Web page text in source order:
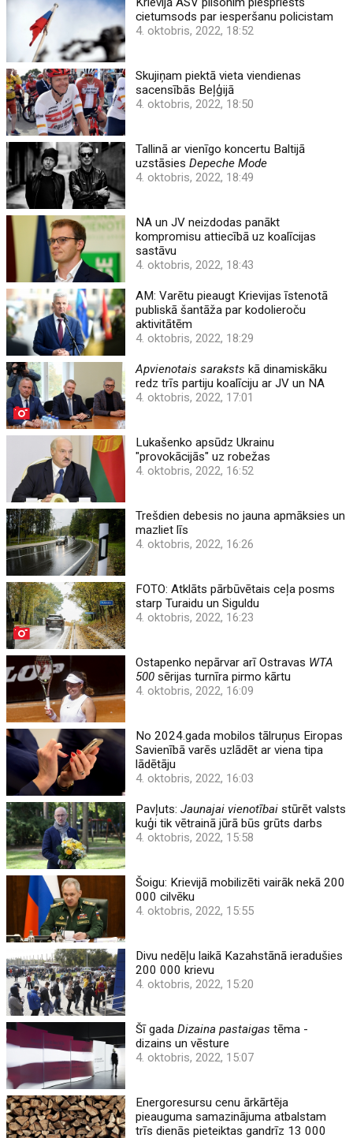
cietumsods par iesperšanu policistam
4. oktobris, 2022, 18:52
Skujiņam piektā vieta viendienas
sacensībās Beļģijā
4. oktobris, 2022, 18:50
Tallinā ar vienīgo koncertu Baltijā
uzstāsiesDepeche Mode
4. oktobris, 2022, 18:49
NA un JV neizdodas panākt
kompromisu attiecībā uz koalīcijas
sastāvu
4. oktobris, 2022, 18:43
AM: Varētu pieaugt Krievijas īstenotā
publiskā šantāža par kodolieroču
aktivitātēm
4. oktobris, 2022, 18:29
Apvienotais saraksts kā dinamiskāku
redz trīs partiju koalīciju ar JV un NA
4. oktobris, 2022, 17:01
Lukašenko apsūdz Ukrainu
"provokācijās" uz robežas
4. oktobris, 2022, 16:52
Trešdien debesis no jauna apmāksies un
mazliet līs
4. oktobris, 2022, 16:26
FOTO: Atklāts pārbūvētais ceļa posms
starp Turaidu un Siguldu
4. oktobris, 2022, 16:23
Ostapenko nepārvar arī Ostravas WTA
500 sērijas turnīra pirmo kārtu
4. oktobris, 2022, 16:09
No 2024.gada mobilos tālruņus Eiropas
Savienībā varēs uzlādēt ar viena tipa
lādētāju
4. oktobris, 2022, 16:03
Pavļuts:Jaunajai vienotībai stūrēt valsts
kuģi tik vētrainā jūrā būs grūts darbs
4. oktobris, 2022, 15:58
Šoigu: Krievijā mobilizēti vairāk nekā 200
000 cilvēku
4. oktobris, 2022, 15:55
Divu nedēļu laikā Kazahstānā ieradušies
200 000 krievu
4. oktobris, 2022, 15:20
Šī gadaDizaina pastaigas tēma -
dizains un vēsture
4. oktobris, 2022, 15:07
Energoresursu cenu ārkārtēja
pieauguma samazinājuma atbalstam
trīs dienās pieteiktas gandrīz 13 000